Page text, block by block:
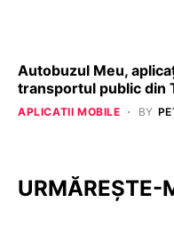
Autobuzul Meu,
transportul public din
APLICATII MOBILE BY
URMĂREȘTE-